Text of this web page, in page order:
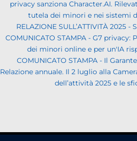
privacy sanziona Character.AI.
tutela dei minori e nei sistemi
RELAZIONE SULL’ATTIVITÀ 2025
COMUNICATO STAMPA - G7
dei minori online e per un'IA
COMUNICATO STAMPA - Il
Relazione annuale. Il 2 luglio alla
dell’attività 2025 e le